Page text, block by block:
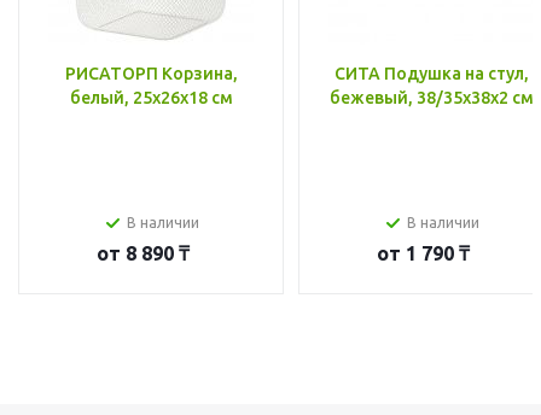
РИСАТОРП Корзина,
белый, 25x26x18 см
В наличии
от 8 890 ₸
СИТА Подушка на стул,
бежевый, 38/35x38x2 см
В наличии
от 1 790 ₸